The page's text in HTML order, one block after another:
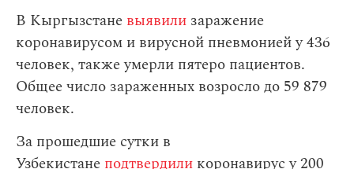
В Кыргызстане выявили заражение
коронавирусом и вирусной пневмонией у 436
человек, также умерли пятеро пациентов.
Общее число зараженных возросло до 59 879
человек.
За прошедшие сутки в
Узбекистане подтвердили коронавирус у 200